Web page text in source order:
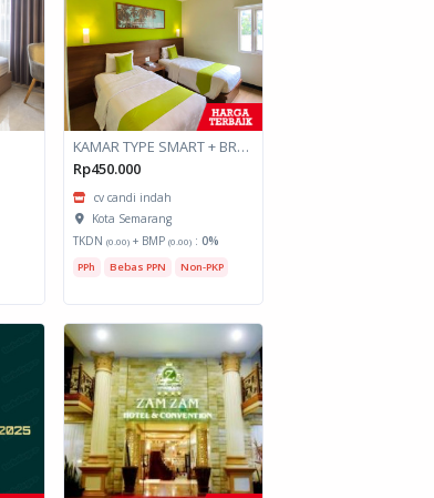
KAMAR TYPE SMART + BREAKFAST
Rp450.000
cv candi indah
Kota Semarang
TKDN (0.00)+ BMP (0.00): 0%
PPh Bebas PPN Non-PKP